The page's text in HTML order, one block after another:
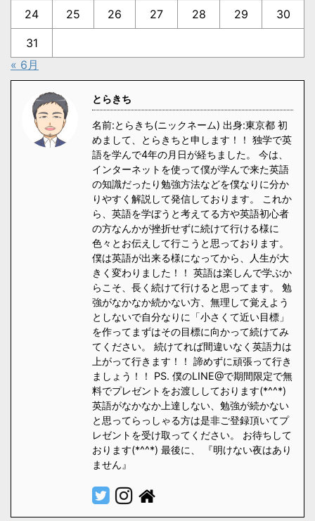
24 25 26 27 28 29 30
31
« 6月
とらきち
名前:とらきち(ニックネーム) 出身:東京都 初
めまして、とらきちと申します！！ 独学で英
語を学んで4年の月日が経ちました。 今は、
インターネットを使って僕が学んで来た英語
の知識だったり勉強方法などを僕なりに分か
りやすく解説して発信しております。 これか
ら、英語を学ぼうと考えてる方や英語初心者
の方なんかが挫折せずに続けて行ける様に
色々とお伝えして行こうと思っております。
僕は英語が出来る様になってから、人生が大
きく変わりました！！ 英語は楽しんで学ぶか
らこそ、長く続けて行けると思ってます。 勉
強がなかなか続かない方、無理して覚えよう
としないで自分なりに「小さくて近い目標」
を作ってまずはその目標に向かって続けてみ
てください。 続けてれば間違いなく英語力は
上がって行きます！！ 諦めずに頑張って行き
ましょう！！ PS. 僕のLINE@で期間限定で無
料でプレゼントをお渡ししております(*^^*)
英語がなかなか上達しない、勉強が続かない
と思ってらっしゃる方は是非ご登録頂いてプ
レゼントを受け取ってください。 お待ちして
おります(*^^*) 最後に、 『明けない夜はあり
ません』